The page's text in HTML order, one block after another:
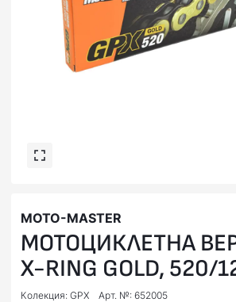
MOTO-MASTER
МОТОЦИКЛЕТНА
X-RING GOLD, 520/
Колекция: GPX
Арт. №: 652005